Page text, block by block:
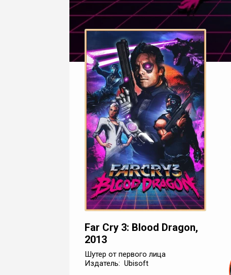
Far Cry 3: Blood Dragon,
2013
Шутер от первого лица
Издатель: Ubisoft